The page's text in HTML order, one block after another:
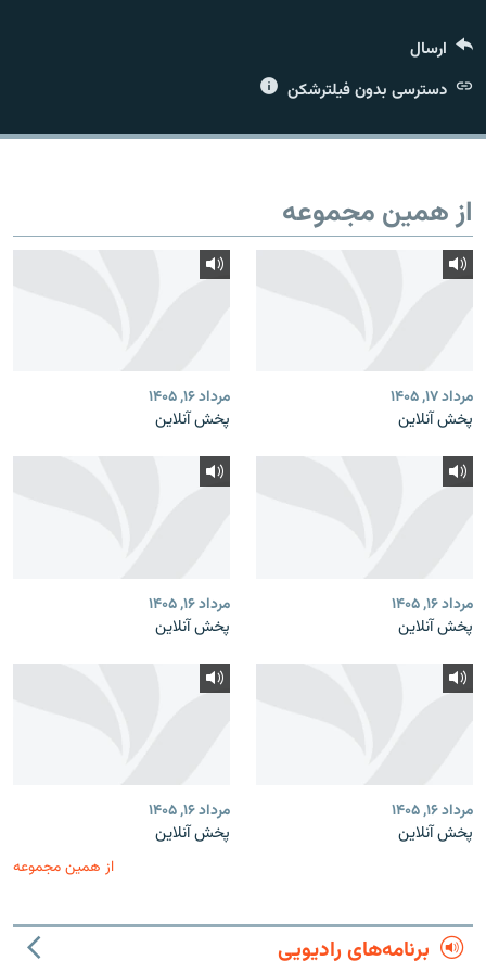
زبان‌های دیگر
ارسال
دسترسی بدون فیلترشکن
از همین مجموعه
مرداد ۱۷, ۱۴۰۵
پخش آنلاین
مرداد ۱۶, ۱۴۰۵
پخش آنلاین
مرداد ۱۶, ۱۴۰۵
پخش آنلاین
مرداد ۱۶, ۱۴۰۵
پخش آنلاین
مرداد ۱۶, ۱۴۰۵
پخش آنلاین
مرداد ۱۶, ۱۴۰۵
پخش آنلاین
از همین مجموعه
برنامه‌های رادیویی